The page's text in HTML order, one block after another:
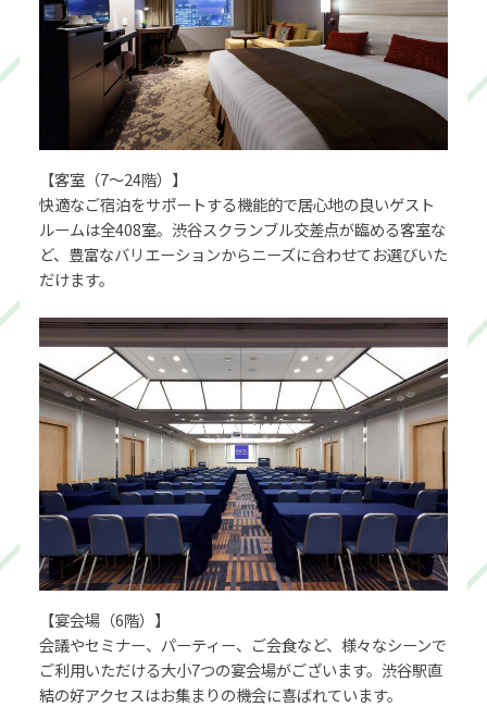
【客室（7～24階）】
快適なご宿泊をサポートする機能的で居心地の良いゲスト
ルームは全408室。渋谷スクランブル交差点が臨める客室な
ど、豊富なバリエーションからニーズに合わせてお選びいた
だけます。
【宴会場（6階）】
会議やセミナー、パーティー、ご会食など、様々なシーンで
ご利用いただける大小7つの宴会場がございます。渋谷駅直
結の好アクセスはお集まりの機会に喜ばれています。